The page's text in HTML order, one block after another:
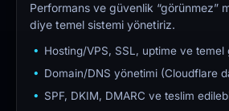
Performans ve güvenlik “görünmez”
diye temel sistemi yönetiriz.
Hosting/VPS, SSL, uptime ve temel
Domain/DNS yönetimi (Cloudflare
SPF, DKIM, DMARC ve teslim